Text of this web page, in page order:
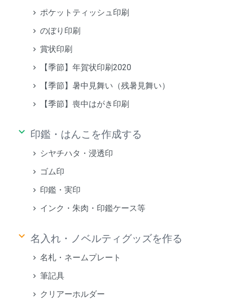
ポケットティッシュ印刷
のぼり印刷
賞状印刷
【季節】年賀状印刷2020
【季節】暑中見舞い（残暑見舞い）
【季節】喪中はがき印刷
keyboard_arrow_down 印鑑・はんこを作成する
シヤチハタ・浸透印
ゴム印
印鑑・実印
インク・朱肉・印鑑ケース等
keyboard_arrow_down 名入れ・ノベルティグッズを作る
名札・ネームプレート
筆記具
クリアーホルダー